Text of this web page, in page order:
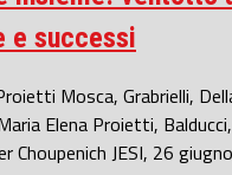
e successi
Mosca, Grabrielli,
Elena Proietti,
Choupenich JESI, 26